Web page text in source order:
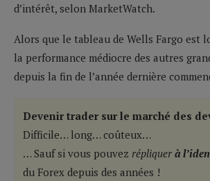
d’intérêt, selon MarketWatch.
Alors que le tableau de Wells Fargo est
la performance médiocre des autres
depuis la fin de l’année dernière
Devenir trader sur le marché des
Difficile… long… coûteux…
… Sauf si vous pouvez répliquer à
du Forex depuis des années !